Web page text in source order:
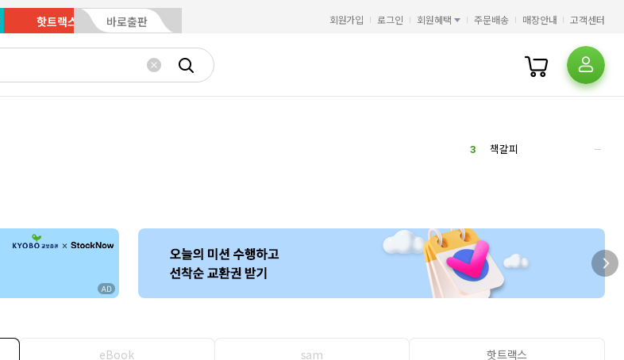
핫트랙스 바로출판 회원가입 로그인 회원혜택 주문배송 매장안내 고객센터
오디세이
2
일리아스
2
3
책갈피
8
2
9
변리사
10
문학동네
2
오디세이아
eBook sam 핫트랙스